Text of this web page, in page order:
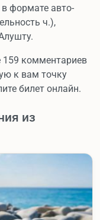
формате авто-
ч.),
159 комментариев
к вам точку
билет онлайн.
из